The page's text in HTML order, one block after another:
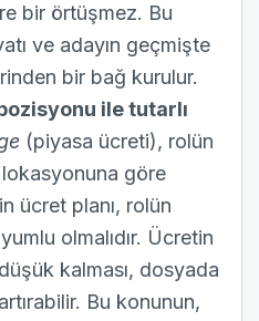
bir örtüşmez. Bu
ve adayın geçmişte
bir bağ kurulur.
ile tutarlı
(piyasa ücreti), rolün
göre
ücret planı, rolün
olmalıdır. Ücretin
kalması, dosyada
Bu konunun,